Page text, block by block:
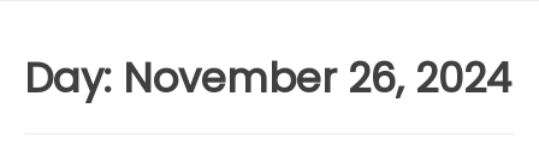
Day: November 26, 2024